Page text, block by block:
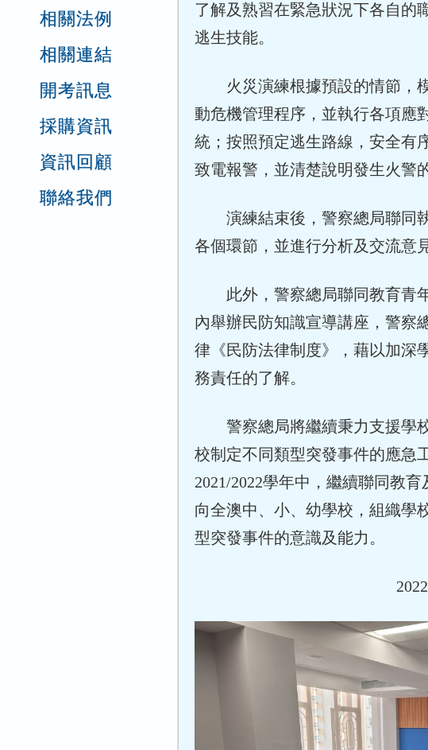
相關法例
相關連結
開考訊息
採購資訊
資訊回顧
聯絡我們
了解及熟習在緊急狀況下各自的
逃生技能。
火災演練根據預設的情節，模
動危機管理程序，並執行各項應
統；按照預定逃生路線，安全有
致電報警，並清楚說明發生火警
演練結束後，警察總局聯同執
各個環節，並進行分析及交流意
此外，警察總局聯同教育青年
內舉辦民防知識宣導講座，警察
律《民防法律制度》，藉以加深
務責任的了解。
警察總局將繼續秉力支援學校
校制定不同類型突發事件的應急
2021/2022學年中，繼續聯同教
向全澳中、小、幼學校，組織學
型突發事件的意識及能力。